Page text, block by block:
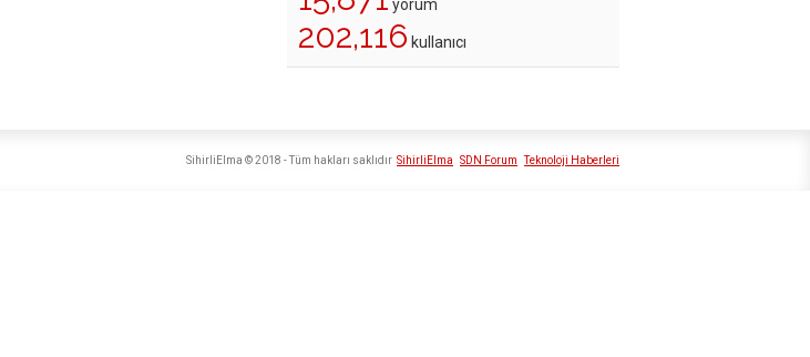
yorum
202,116 kullanıcı
SihirliElma SDN Forum Teknoloji Haberleri
SihirliElma © 2018 - Tüm hakları saklıdır